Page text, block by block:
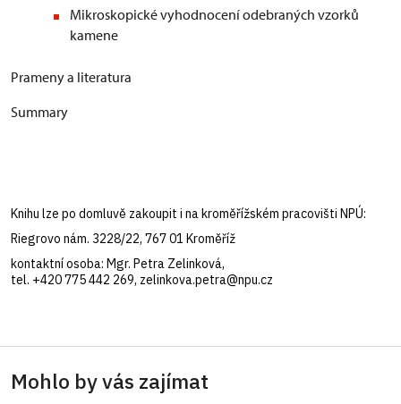
Mikroskopické vyhodnocení odebraných vzorků
kamene
Prameny a literatura
Summary
Knihu lze po domluvě zakoupit i na kroměřížském pracovišti NPÚ:
Riegrovo nám. 3228/22, 767 01 Kroměříž
kontaktní osoba: Mgr. Petra Zelinková,
tel. +420 775 442 269, zelinkova.petra@npu.cz
Mohlo by vás zajímat